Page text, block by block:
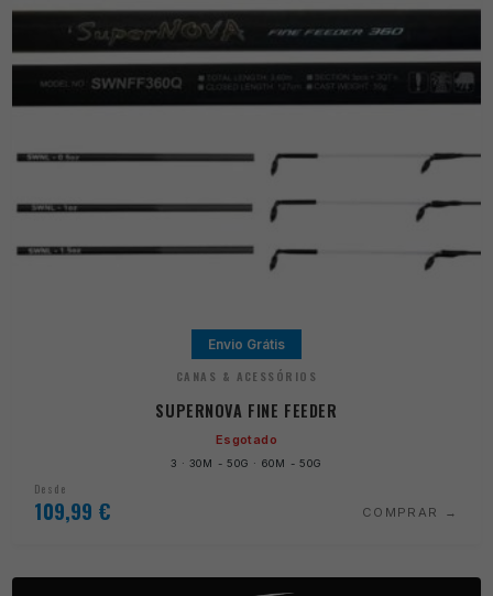
Envio Grátis
CANAS & ACESSÓRIOS
SUPERNOVA FINE FEEDER
Esgotado
3 · 30M - 50G · 60M - 50G
Desde
109,99 € COMPRAR